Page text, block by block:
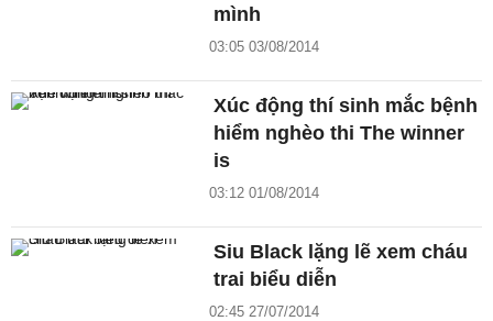
mình
03:05 03/08/2014
Xúc động thí sinh mắc bệnh
hiểm nghèo thi The winner
is
03:12 01/08/2014
Siu Black lặng lẽ xem cháu
trai biểu diễn
02:45 27/07/2014